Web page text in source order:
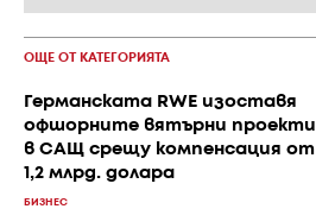
ОЩЕ ОТ КАТЕГОРИЯТА
Германската RWE изоставя
офшорните вятърни проекти
в САЩ срещу компенсация от
1,2 млрд. долара
БИЗНЕС